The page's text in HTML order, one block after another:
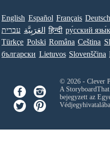
English Español Français Deutsch
עברית العَرَبِيَّة हिन्दी ру́сский язы́к
Türkçe Polski Româna Ceština
български Lietuvos Slovenščina
© 2026 - Clever
A
bejegyzett az